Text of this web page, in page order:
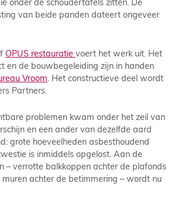
van beide panden dateert ongeveer
OPUS restauratie voert het werk uit. Het
en de bouwbegeleiding zijn in handen
Vroom . Het constructieve deel wordt
Partners.
problemen kwam onder het zeil van
en een ander van dezelfde aard
grote hoeveelheden asbesthoudend
is inmiddels opgelost. Aan de
– verrotte balkkoppen achter de plafonds
muren achter de betimmering – wordt nu